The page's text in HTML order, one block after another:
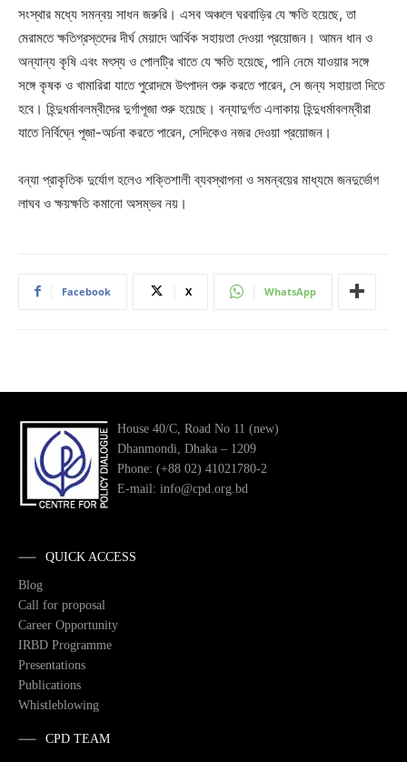
সংস্থার মধ্যে সমন্বয় সাধন জরুরি। এসব অঞ্চলে ঘরবাড়ির যে ক্ষতি হয়েছে, তা
মেরামতে ক্ষতিগ্রস্তদের দীর্ঘ মেয়াদে আর্থিক সহায়তা দেওয়া প্রয়োজন। আমন ধান ও
অন্যান্য কৃষি এবং মৎস্য ও পোলট্রি খাতে যে ক্ষতি হয়েছে, পানি নেমে যাওয়ার সঙ্গে
সঙ্গে কৃষক ও খামারিরা যাতে পুরোদমে উৎপাদন শুরু করতে পারেন, সে জন্য সহায়তা দিতে
হবে। হিন্দুধর্মাবলম্বীদের দুর্গাপূজা শুরু হয়েছে। বন্যাদুর্গত এলাকায় হিন্দুধর্মাবলম্বীরা
যাতে নির্বিঘ্নে পূজা-অর্চনা করতে পারেন, সেদিকেও নজর দেওয়া প্রয়োজন।
বন্যা প্রাকৃতিক দুর্যোগ হলেও শক্তিশালী ব্যবস্থাপনা ও সমন্বয়ের মাধ্যমে জনদুর্ভোগ
লাঘব ও ক্ষয়ক্ষতি কমানো অসম্ভব নয়।
Facebook X WhatsApp
House 40/C, Road No 11 (new)
Dhanmondi, Dhaka – 1209
Phone: (+88 02) 41021780-2
E-mail: info@cpd.org.bd
QUICK ACCESS
Blog
Call for proposal
Career Opportunity
IRBD Programme
Presentations
Publications
Whistleblowing
CPD TEAM